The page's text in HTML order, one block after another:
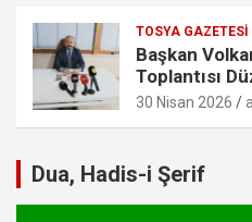
TOSYA GAZETESI
Başkan
Toplantısı
30 Nisan 2026
Dua, Hadis-i Şerif